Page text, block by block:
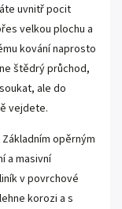
uvnitř pocit
velkou plochu a
kování naprosto
štědrý průchod,
ale do
vejdete.
Základním opěrným
a masivní
v povrchové
korozi a s